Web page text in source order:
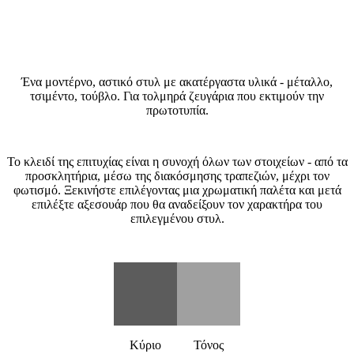
Ένα μοντέρνο, αστικό στυλ με ακατέργαστα υλικά - μέταλλο,
τσιμέντο, τούβλο. Για τολμηρά ζευγάρια που εκτιμούν την
πρωτοτυπία.
Το κλειδί της επιτυχίας είναι η συνοχή όλων των στοιχείων - από τα
προσκλητήρια, μέσω της διακόσμησης τραπεζιών, μέχρι τον
φωτισμό. Ξεκινήστε επιλέγοντας μια χρωματική παλέτα και μετά
επιλέξτε αξεσουάρ που θα αναδείξουν τον χαρακτήρα του
επιλεγμένου στυλ.
Κύριο Τόνος